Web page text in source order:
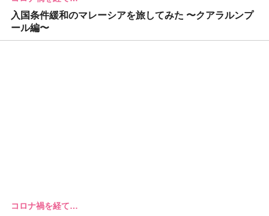
入国条件緩和のマレーシアを旅してみた 〜クアラルンプ
ール編〜
コロナ禍を経て…